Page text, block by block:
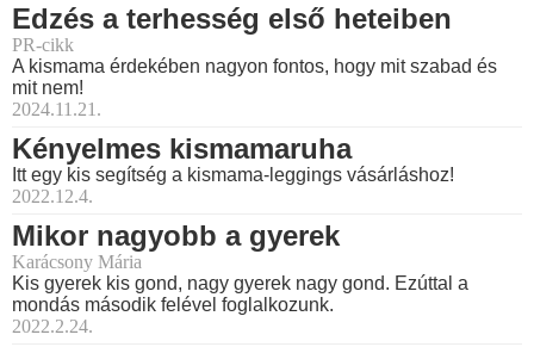
Edzés a terhesség első heteiben
PR-cikk
A kismama érdekében nagyon fontos, hogy mit szabad és
mit nem!
2024.11.21.
Kényelmes kismamaruha
Itt egy kis segítség a kismama-leggings vásárláshoz!
2022.12.4.
Mikor nagyobb a gyerek
Karácsony Mária
Kis gyerek kis gond, nagy gyerek nagy gond. Ezúttal a
mondás második felével foglalkozunk.
2022.2.24.